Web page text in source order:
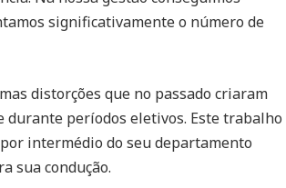
significativamente o número de
distorções que no passado criaram
durante períodos eletivos. Este trabalho
intermédio do seu departamento
sua condução.